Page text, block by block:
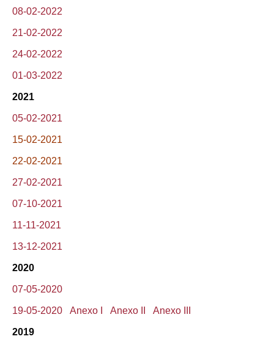
08-02-2022
21-02-2022
24-02-2022
01-03-2022
2021
05-02-2021
15-02-2021
22-02-2021
27-02-2021
07-10-2021
11-11-2021
13-12-2021
2020
07-05-2020
19-05-2020 Anexo I Anexo II Anexo III
2019